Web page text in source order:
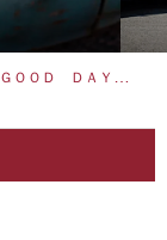
ＧＯＯＤ ＤＡＹＳ ＣＲＵＩＳＥ